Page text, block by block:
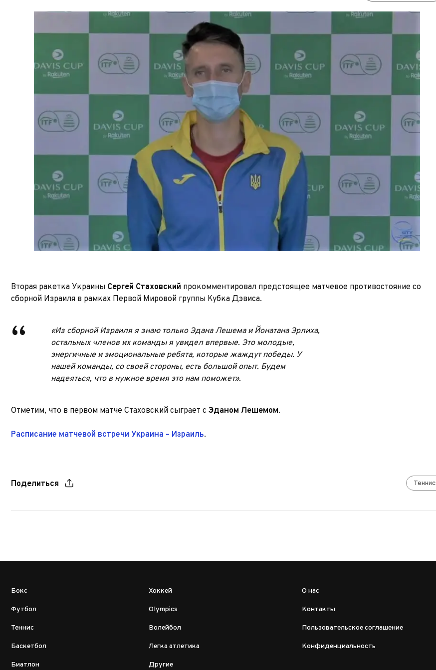
Вторая ракетка Украины Сергей Стаховский прокомментировал предстоящее матчевое противостояние со
сборной Израиля в рамках Первой Мировой группы Кубка Дэвиса.
«Из сборной Израиля я знаю только Эдана Лешема и Йонатана Эрлиха,
остальных членов их команды я увидел впервые. Это молодые,
энергичные и эмоциональные ребята, которые жаждут победы. У
нашей команды, со своей стороны, есть большой опыт. Будем
надеяться, что в нужное время это нам поможет».
Отметим, что в первом матче Стаховский сыграет с Эданом Лешемом.
Расписание матчевой встречи Украина – Израиль.
Поделиться Теннис
Бокс
Футбол
Теннис
Баскетбол
Биатлон
Хоккей
Olympics
Волейбол
Легка атлетика
Другие
О нас
Контакты
Пользовательское соглашение
Конфиденциальность